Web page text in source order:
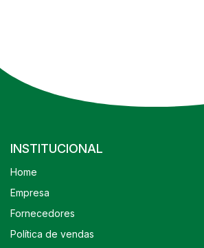
INSTITUCIONAL
Home
Empresa
Fornecedores
Política de vendas